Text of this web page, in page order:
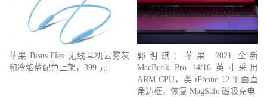
苹果 Beats Flex 无线耳机云雾灰
和冷焰蓝配色上架，399 元
郭明錤：苹果 2021 全新
MacBook Pro 14/16 英寸采用
ARM CPU，类 iPhone 12 平面直
角边框，恢复 MagSafe 磁吸充电